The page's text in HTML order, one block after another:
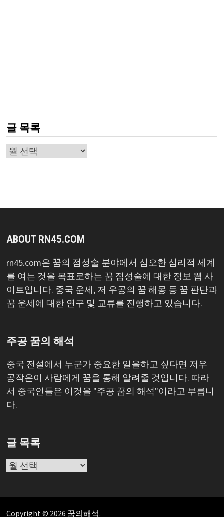
글 목록
글
ABOUT RN45.COM
rn45.com은 꿈의 점성술 분야에서 심오한 심리적 세계
를 여는 것을 목표로하는 꿈 점성술에 대한 정보 웹 사
이트입니다. 중국 운세, 저 우공의 꿈 해몽 등 꿈 판단과
꿈 운세에 대한 연구 및 교류를 진행하고 있습니다.
주공 꿈의 해석
중국 전설에서 누군가 중요한 일을하고 싶다면 저우
공작은이 사람에게 꿈을 통해 알려줄 것입니다. 따라
서 중국인들은 이것을 "주공 꿈의 해석"이라고 부릅니
다.
글 목록
글
Copyright © 2026 꿈의해석.